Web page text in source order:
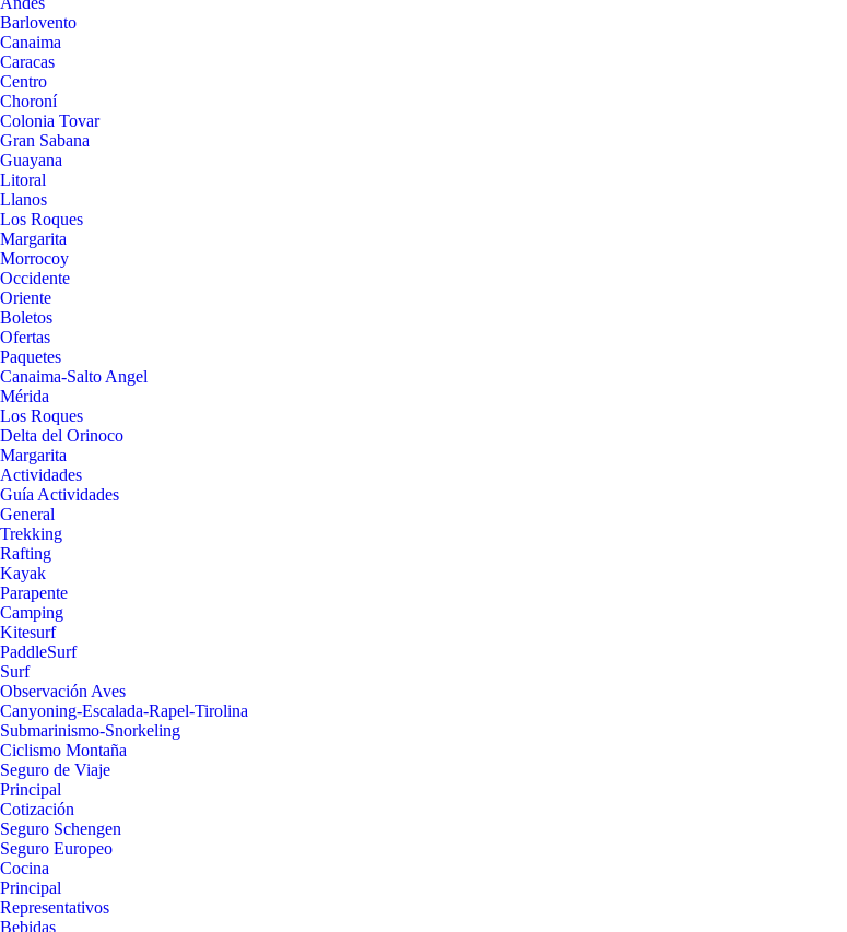
Barlovento
Canaima
Caracas
Centro
Choroní
Colonia Tovar
Gran Sabana
Guayana
Litoral
Llanos
Los Roques
Margarita
Morrocoy
Occidente
Oriente
Boletos
Ofertas
Paquetes
Canaima-Salto Angel
Mérida
Los Roques
Delta del Orinoco
Margarita
Actividades
Guía Actividades
General
Trekking
Rafting
Kayak
Parapente
Camping
Kitesurf
PaddleSurf
Surf
Observación Aves
Canyoning-Escalada-Rapel-Tirolina
Submarinismo-Snorkeling
Ciclismo Montaña
Seguro de Viaje
Principal
Cotización
Seguro Schengen
Seguro Europeo
Cocina
Principal
Representativos
Bebidas